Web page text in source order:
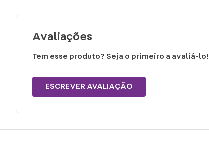
Avaliações
Tem esse produto? Seja o primeiro a avaliá-lo!
ESCREVER AVALIAÇÃO